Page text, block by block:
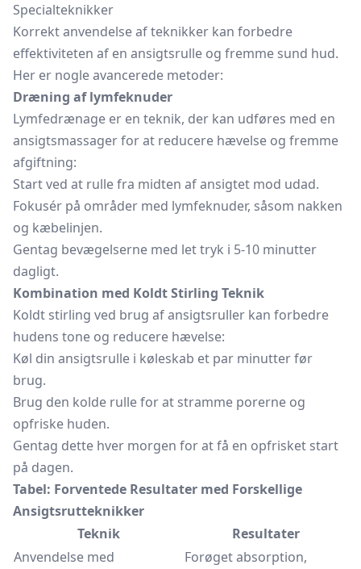
Specialteknikker
Korrekt anvendelse af teknikker kan forbedre
effektiviteten af en ansigtsrulle og fremme sund hud.
Her er nogle avancerede metoder:
Dræning af lymfeknuder
Lymfedrænage er en teknik, der kan udføres med en
ansigtsmassager for at reducere hævelse og fremme
afgiftning:
Start ved at rulle fra midten af ansigtet mod udad.
Fokusér på områder med lymfeknuder, såsom nakken
og kæbelinjen.
Gentag bevægelserne med let tryk i 5-10 minutter
dagligt.
Kombination med Koldt Stirling Teknik
Koldt stirling ved brug af ansigtsruller kan forbedre
hudens tone og reducere hævelse:
Køl din ansigtsrulle i køleskab et par minutter før
brug.
Brug den kolde rulle for at stramme porerne og
opfriske huden.
Gentag dette hver morgen for at få en opfrisket start
på dagen.
Tabel: Forventede Resultater med Forskellige
Ansigtsrutteknikker
Teknik
Resultater
Anvendelse med
Forøget absorption,